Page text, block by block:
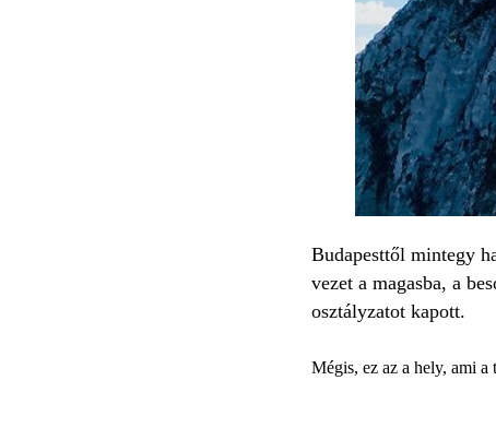
Budapesttől mintegy
vezet a magasba, a
osztályzatot kapott.
Mégis, ez az a hely, ami